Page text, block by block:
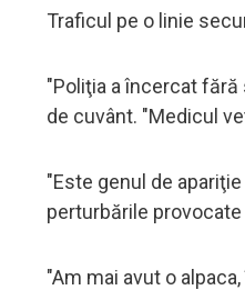
Traficul pe o linie
"Poliţia a încercat
de cuvânt. "Medicul
"Este genul de
perturbările provocate
"Am mai avut o